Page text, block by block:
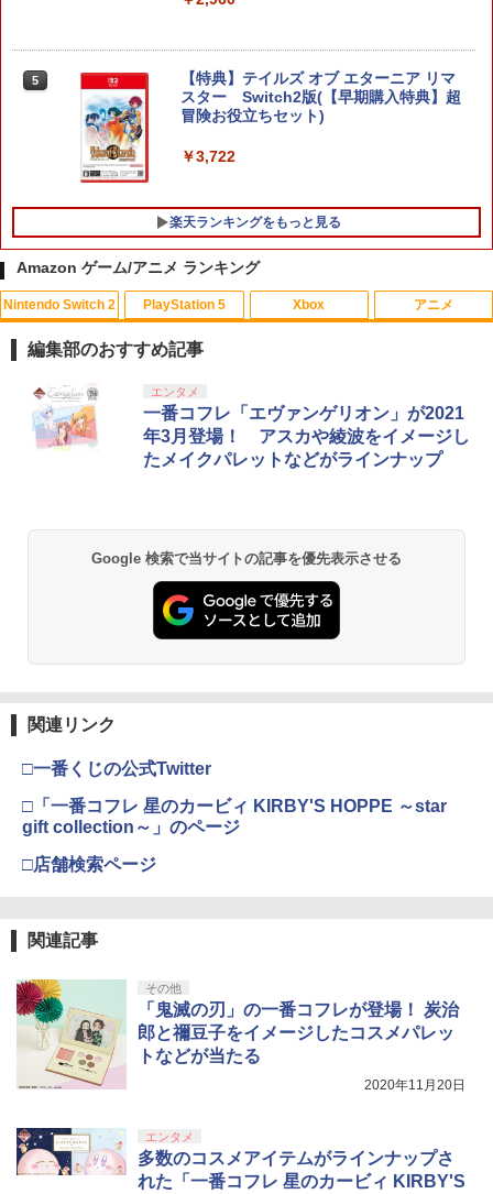
5
【特典】テイルズ オブ エターニア リマ
スター Switch2版(【早期購入特典】超
冒険お役立ちセット)
￥3,722
楽天ランキングをもっと見る
1
エイムアップリング FPS EVOgames 日
本製 天然ゴム 6個セット PS5 PS4 Switc
h プロコン PC コントローラー用 エイム
操作性向上 ゲーミング
￥1,980
PS4 NS pro Aoi 凸型 FPS 無段階高さ調
節profreak バージョン3 PS4 PS5 ninte
ndo switch プロコン対応【定形外郵便
のみ送料無料】Playstation 5 特許取得
済み 日本製 しまリス堂
3
ロフリーク PS5 PS4 NSpro FPS 高さ調
ch プロコン対応【定形外郵便のみ送料
無料】Playstation 5特許取得済み 日本
製 しまリス堂
￥3,779
mastered PS5版(【早期購入封入特
典】「赤兎鐙『真・三國無双2』レトロ
スタイル」DLC)
1
U.C.ガンダムBlu-rayライブラリーズ 機
動戦士ガンダム 逆襲のシャア【Blu-ra
y】 [ 古谷徹 ]
￥3,344
【特典付】【Blu-ray】【新品】 劇場版
「鬼滅の刃」無限城編 第一章 猗窩座再
Thunderbolt Fantasy 東離劍遊紀4 4(完
全生産限定版)【Blu-ray】 [ 鳥海浩輔 ]
￥6,436
5
ーズ ]
￥6,658
Amazon ゲーム/アニメ ランキング
Nintendo Switch 2
1
スプラトゥーン レイダース|オンライン
コード版
￥5,832
スプラトゥーン レイダース -Switch2
5
ニンテンドープリペイド番号 5000円|オ
ンラインコード版
￥5,000
PlayStation 5
1
PlayStation 5 デジタル・エディション
日本語専用 Console Language: Japan
ese only (CFI-2200B01)
￥55,000
Beast of Reincarnation -PS5 【特典】
プロダクトコード 封入
￥7,286
￥11,849
5
【純正品】DualSense ワイヤレスコン
トローラー(CFI-ZCT2J)
￥10,737
Xbox
1
【純正品】Xbox ワイヤレス コントロー
ラー + USB-C® ケーブル
￥8,300
2
【純正品】Xbox ワイヤレス コントロー
ラー (ロボット ホワイト)
￥7,681
【純正品】Xbox ワイヤレス コントロー
4
【純正品】Xbox 充電式バッテリー + US
B-C ケーブル
S5、PS5 Pro、Xbox One、Xbox Serie
s X|S 対応の高精度 H パターン シフター
￥14,141
アニメ
1
【Amazon.co.jp限定】劇場版モノノ怪
第三章 蛇神 (Amazon.co.jp限定オリジ
ナル三方背収納ケース付きコレクション)
(オリジナル特典:オリジナル巾着＋メー
カー特典:【坤と離】二振りの剣、十翼よ
劇場版「鬼滅の刃」無限城編 第一章 猗
窩座再来 通常版 [Blu-ray]
劇場版「鬼滅の刃」無限城編 第一章 猗
窩座再来 通常版 [DVD]
￥3,523
4
￥8,698
5
【Amazon.co.jp限定】劇場版モノノ怪
剣、十翼より来たる！スタジオ描き下ろ
しイラストボード付) [DVD]
編集部のおすすめ記事
エンタメ
一番コフレ「エヴァンゲリオン」が2021
年3月登場！ アスカや綾波をイメージし
たメイクパレットなどがラインナップ
Google 検索で当サイトの記事を優先表示させる
関連リンク
□一番くじの公式Twitter
□「一番コフレ 星のカービィ KIRBY'S HOPPE ～star
gift collection～」のページ
□店舗検索ページ
関連記事
その他
「鬼滅の刃」の一番コフレが登場！ 炭治
郎と禰豆子をイメージしたコスメパレッ
トなどが当たる
2020年11月20日
エンタメ
多数のコスメアイテムがラインナップさ
れた「一番コフレ 星のカービィ KIRBY'S